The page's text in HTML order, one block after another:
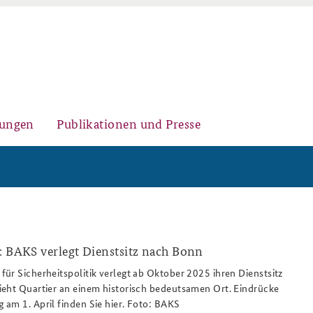
Sicherheitspolitische
Nachwuchsarbeit
Fachseminar Desinformation und
Sicherheitspolitik
Publikationen und Presse
Newsletter-Archiv
BAKS verlegt Dienstsitz nach Bonn
für Sicherheitspolitik verlegt ab Oktober 2025 ihren Dienstsitz
Quartier an einem historisch bedeutsamen Ort. Eindrücke
am 1. April finden Sie hier. Foto: BAKS